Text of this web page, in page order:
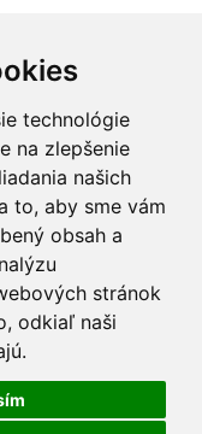
technológie
na zlepšenie
našich
to, aby sme vám
obsah a
stránok
odkiaľ naši